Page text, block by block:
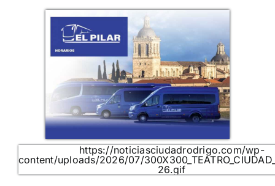
https://noticiasciudadrodrigo.com/wp-
content/uploads/2026/07/
26.gif